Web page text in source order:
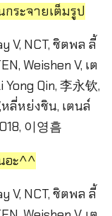
กระจายเต็มรูป
อะ^^